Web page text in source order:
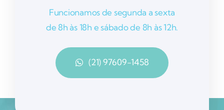
Funcionamos de segunda a sexta
de 8h às 18h e sábado de 8h às 12h.
(21) 97609-1458